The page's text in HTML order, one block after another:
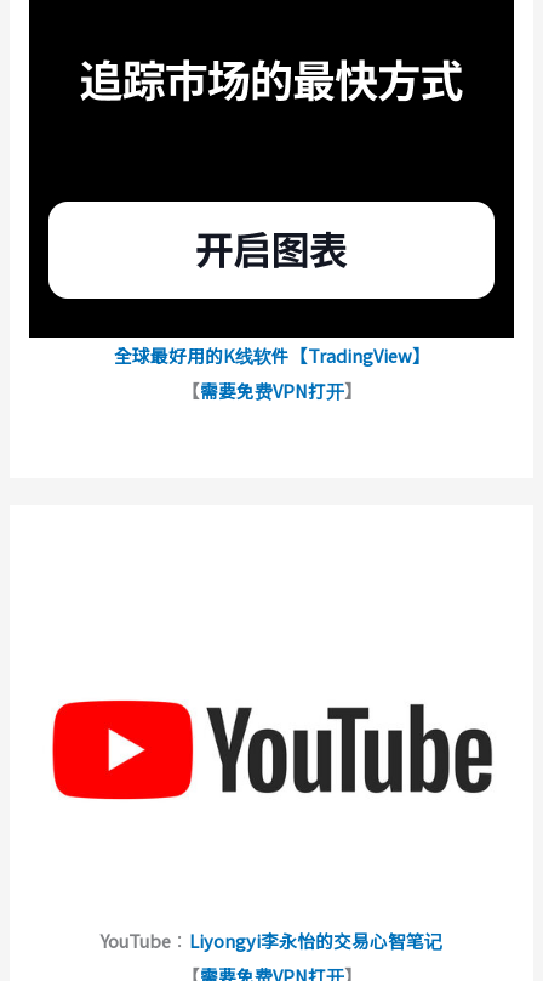
全球最好用的K线软件【TradingView】
【需要免费VPN打开】
YouTube ： Liyongyi李永怡的交易心智笔记
【需要免费VPN打开】